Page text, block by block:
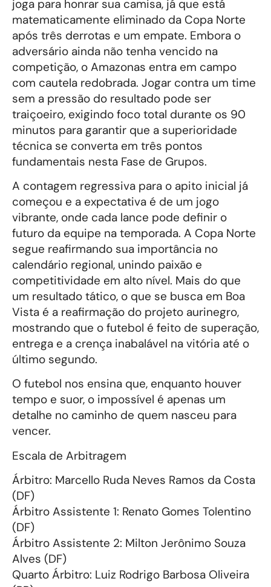
joga para honrar sua camisa, já que está
matematicamente eliminado da Copa Norte
após três derrotas e um empate. Embora o
adversário ainda não tenha vencido na
competição, o Amazonas entra em campo
com cautela redobrada. Jogar contra um time
sem a pressão do resultado pode ser
traiçoeiro, exigindo foco total durante os 90
minutos para garantir que a superioridade
técnica se converta em três pontos
fundamentais nesta Fase de Grupos.
A contagem regressiva para o apito inicial já
começou e a expectativa é de um jogo
vibrante, onde cada lance pode definir o
futuro da equipe na temporada. A Copa Norte
segue reafirmando sua importância no
calendário regional, unindo paixão e
competitividade em alto nível. Mais do que
um resultado tático, o que se busca em Boa
Vista é a reafirmação do projeto aurinegro,
mostrando que o futebol é feito de superação,
entrega e a crença inabalável na vitória até o
último segundo.
O futebol nos ensina que, enquanto houver
tempo e suor, o impossível é apenas um
detalhe no caminho de quem nasceu para
vencer.
Escala de Arbitragem
Árbitro: Marcello Ruda Neves Ramos da Costa
(DF)
Árbitro Assistente 1: Renato Gomes Tolentino
(DF)
Árbitro Assistente 2: Milton Jerônimo Souza
Alves (DF)
Quarto Árbitro: Luiz Rodrigo Barbosa Oliveira